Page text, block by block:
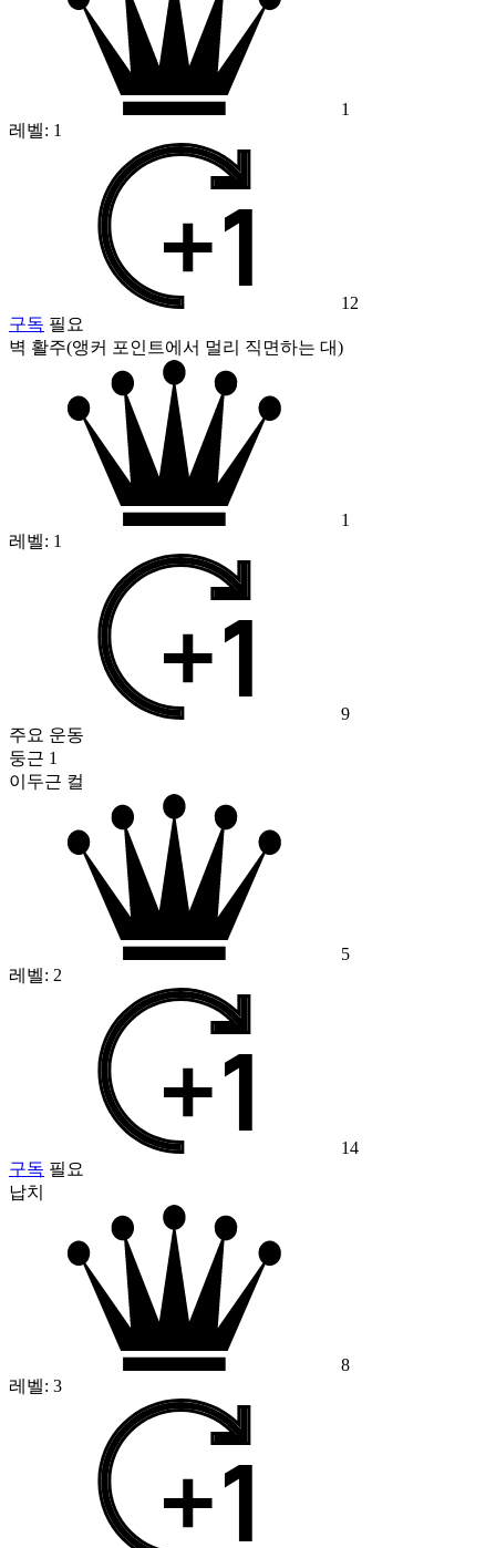
1
레벨: 1
12
구독 필요
벽 활주(앵커 포인트에서 멀리 직면하는 대)
1
레벨: 1
9
주요 운동
둥근 1
이두근 컬
5
레벨: 2
14
구독 필요
납치
8
레벨: 3